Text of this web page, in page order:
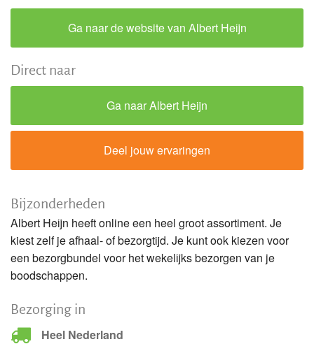
Ga naar de website van Albert Heijn
Direct naar
Ga naar Albert Heijn
Deel jouw ervaringen
Bijzonderheden
Albert Heijn heeft online een heel groot assortiment. Je
kiest zelf je afhaal- of bezorgtijd. Je kunt ook kiezen voor
een bezorgbundel voor het wekelijks bezorgen van je
boodschappen.
Bezorging in
Heel Nederland